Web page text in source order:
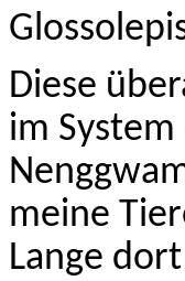
Diese
im System
meine
Lange